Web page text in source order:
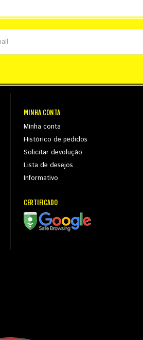
MINHA CONTA
Minha conta
Histórico de pedidos
Solicitar devolução
Lista de desejos
Informativo
CERTIFICADO